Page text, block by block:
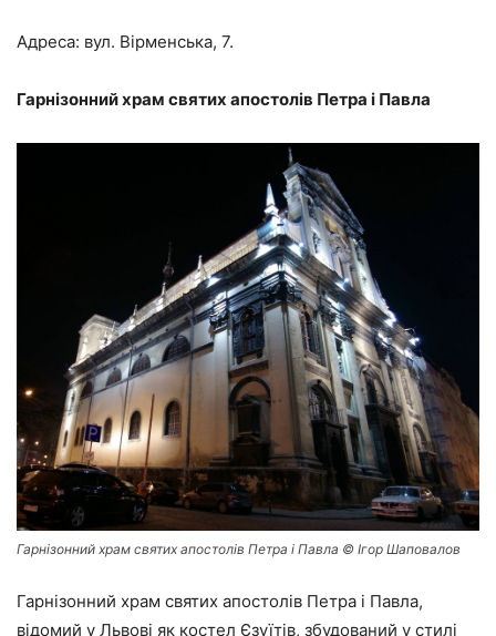
Адреса: вул. Вірменська, 7.
Гарнізонний храм святих апостолів Петра і Павла
Гарнізонний храм святих апостолів Петра і Павла © Ігор Шаповалов
Гарнізонний храм святих апостолів Петра і Павла,
відомий у Львові як костел Єзуїтів, збудований у стилі